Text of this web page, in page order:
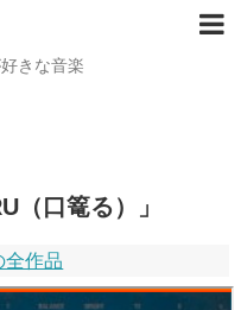
きな音楽
（口篭る）」
全作品